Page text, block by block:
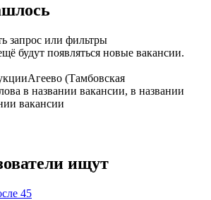
запрос или фильтры
будут появляться новые вакансии.
Агеево (Тамбовская
в названии вакансии, в названии
вакансии
ищут
45